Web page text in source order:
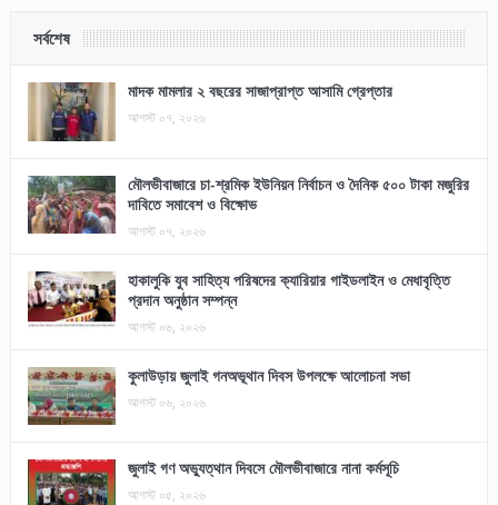
সর্বশেষ
মাদক মামলার ২ বছরের সাজাপ্রাপ্ত আসামি গ্রেপ্তার
আগস্ট ০৭, ২০২৬
মৌলভীবাজারে চা-শ্রমিক ইউনিয়ন নির্বাচন ও দৈনিক ৫০০ টাকা মজুরির
দাবিতে সমাবেশ ও বিক্ষোভ
আগস্ট ০৭, ২০২৬
হাকালুকি যুব সাহিত্য পরিষদের ক্যারিয়ার গাইডলাইন ও মেধাবৃত্তি
প্রদান অনুষ্ঠান সম্পন্ন
আগস্ট ০৬, ২০২৬
কুলাউড়ায় জুলাই গনঅভূথান দিবস উপলক্ষে আলোচনা সভা
আগস্ট ০৬, ২০২৬
জুলাই গণ অভ্যুত্থান দিবসে মৌলভীবাজারে নানা কর্মসূচি
আগস্ট ০৫, ২০২৬